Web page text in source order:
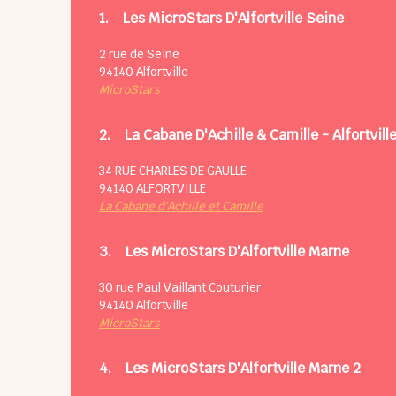
1. Les MicroStars D'Alfortville Seine
2 rue de Seine
94140 Alfortville
MicroStars
2. La Cabane D'Achille & Camille - Alfortville
34 RUE CHARLES DE GAULLE
94140 ALFORTVILLE
La Cabane d'Achille et Camille
3. Les MicroStars D'Alfortville Marne
30 rue Paul Vaillant Couturier
94140 Alfortville
MicroStars
4. Les MicroStars D'Alfortville Marne 2